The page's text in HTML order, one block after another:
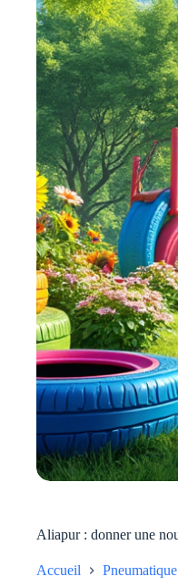
Aliapur : donner une
Accueil Pneumatique